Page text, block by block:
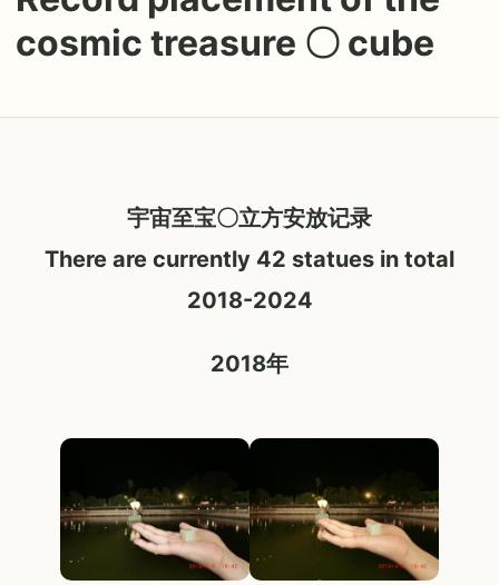
cosmic treasure 〇 cube
宇宙至宝〇立方安放记录
There are currently 42 statues in total
2018-2024
2018年